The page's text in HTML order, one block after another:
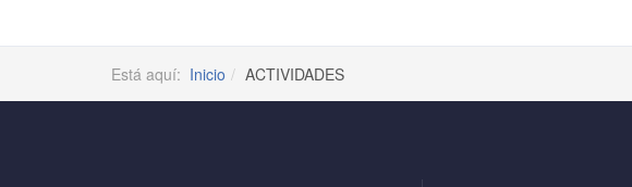
Está aquí: Inicio ACTIVIDADES